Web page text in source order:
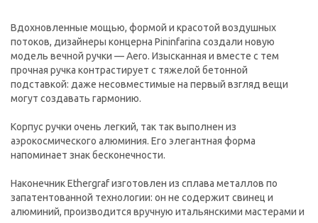
Вдохновленные мощью, формой и красотой воздушных
потоков, дизайнеры концерна Pininfarina создали новую
модель вечной ручки — Aero. Изысканная и вместе с тем
прочная ручка контрастирует с тяжелой бетонной
подставкой: даже несовместимые на первый взгляд вещи
могут создавать гармонию.
Корпус ручки очень легкий, так так выполнен из
аэрокосмического алюминия. Его элегантная форма
напоминает знак бесконечности.
Наконечник Ethergraf изготовлен из сплава металлов по
запатентованной технологии: он не содержит свинец и
алюминий, производится вручную итальянскими мастерами и